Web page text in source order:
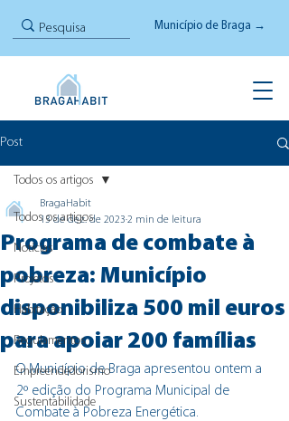
Município de Braga →
Post
Todos os artigos
Notícias
Projetos
Habitação
Regulamentos
Empreendedorismo
Sustentabilidade
Todos os artigos
Programa de combate à
pobreza: Município
disponibiliza 500 mil euros
para apoiar 200 famílias
BragaHabit
13 de dez. de 2023 2 min de leitura
O Município de Braga apresentou ontem a
2º edição do Programa Municipal de
Combate à Pobreza Energética.